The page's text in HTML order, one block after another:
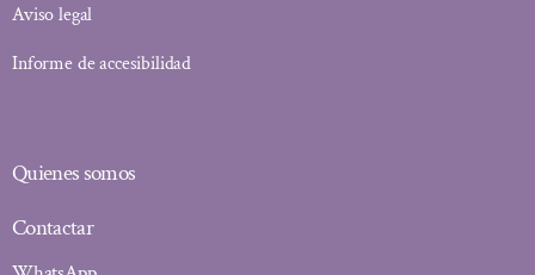
Aviso legal
Informe de accesibilidad
Quienes somos
Contactar